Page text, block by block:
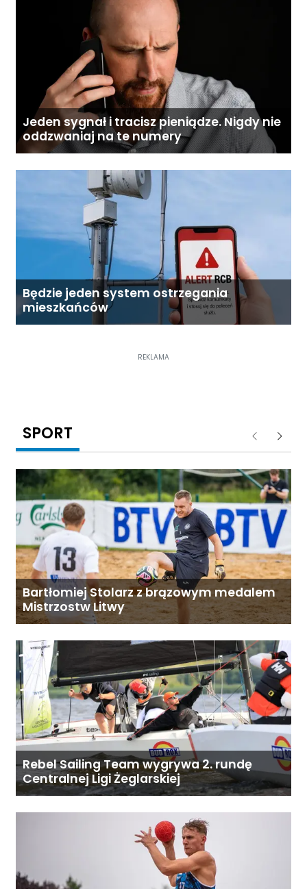
Jeden sygnał i tracisz pieniądze. Nigdy nie
oddzwaniaj na te numery
Będzie jeden system ostrzegania
mieszkańców
REKLAMA
SPORT Poprzednie
Bartłomiej Stolarz z brązowym medalem
Mistrzostw Litwy
Rebel Sailing Team wygrywa 2. rundę
Centralnej Ligi Żeglarskiej